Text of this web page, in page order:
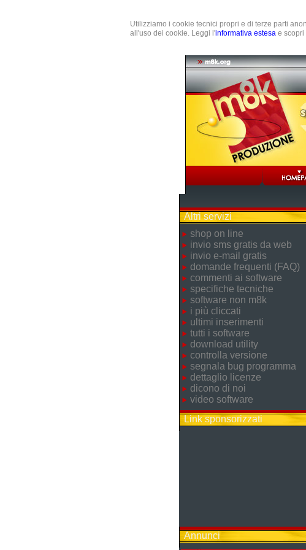
Utilizziamo i cookie tecnici propri e di terze parti
all'uso dei cookie. Leggi l'informativa estesa e
Altri servizi
shop on line
invio sms gratis da web
invio e-mail gratis
domande frequenti (FAQ)
commenti ai software
specifiche tecniche
software non m8k
i più cliccati
ultimi inserimenti
tutti i software
download utility
controlla versione
segnala bug programma
dettaglio licenze
dicono di noi
video software
Link sponsorizzati
Annunci